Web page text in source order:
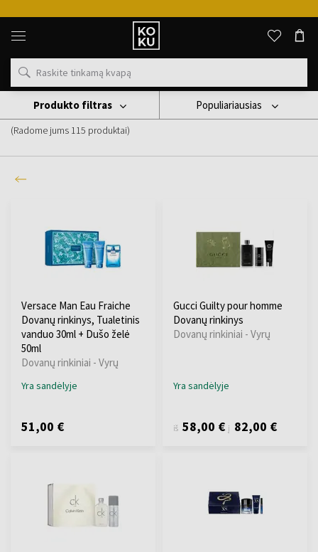
Originalūs
kvepalai
laikrodžiai
vienoje
Darčekové sady pre mužov
(Radome jums 115 produktai)
Populiariausias
Produkto filtras
Versace Man Eau Fraiche
Dovanų rinkinys, Tualetinis
vanduo 30ml + Dušo želė
50ml
Dovanų rinkiniai - Vyrų
Yra sandėlyje
51,00 €
Gucci Guilty pour homme
Dovanų rinkinys
Dovanų rinkiniai - Vyrų
Yra sandėlyje
iš 58,00 € į 82,00 €